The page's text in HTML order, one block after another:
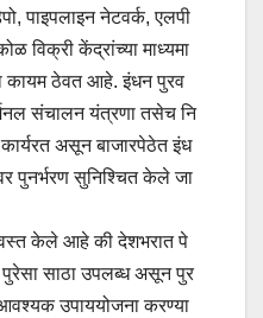
पाइपलाइन नेटवर्क, एलपी
विक्री केंद्रांच्या माध्यमा
ठेवत आहे. इंधन पुरव
संचालन यंत्रणा तसेच नि
असून बाजारपेठेत इंध
पुनर्भरण सुनिश्चित केले जा
केले आहे की देशभरात पे
साठा उपलब्ध असून पुर
उपाययोजना करण्या